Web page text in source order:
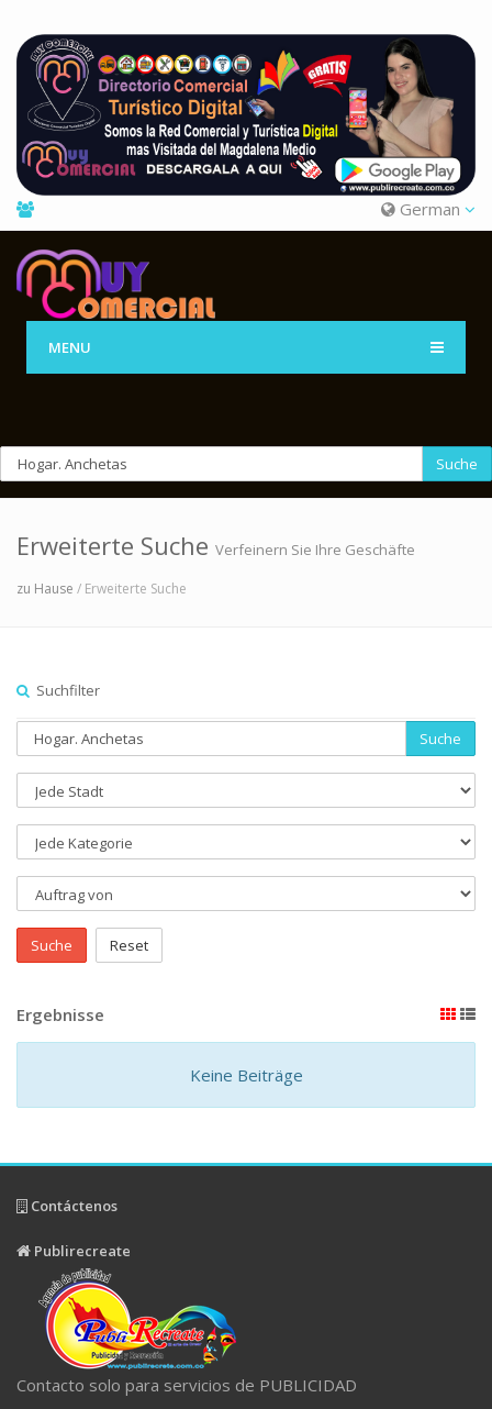
German
MENU
Suche
Erweiterte Suche Verfeinern Sie Ihre Geschäfte
zu Hause / Erweiterte Suche
Suchfilter
Suche
Suche Reset
Ergebnisse
Keine Beiträge
Contáctenos
Publirecreate
Contacto solo para servicios de PUBLICIDAD